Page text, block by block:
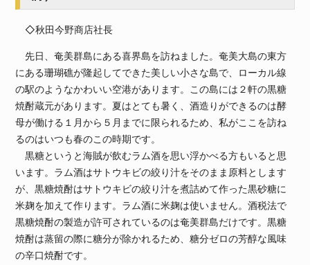
◇秋田今野商店社長
先日、奄美群島にある喜界島を訪ねました。奄美大島の東方
にある珊瑚礁が隆起してできた美しい小さな島で、ローカル線
の駅のようなかわいい空港があります。この島には２軒の黒糖
焼酎蔵元があります。夏はとても暑く、酒造りができるのは酵
母が働ける１月から５月までに限られるため、私がここを訪ね
るのはいつも春のこの時期です。
黒糖というと海賊が飲むラム酒を思い浮かべる方もいると思
います。ラム酒はサトウキビの絞り汁をそのまま原料とします
が、黒糖焼酎はサトウキビの絞り汁を煮詰めて作った黒砂糖に
米麹を加えて作ります。ラム酒に米麹は使いません。酒税法で
黒糖焼酎の製造が許可されているのは奄美群島だけです。黒糖
焼酎は蒸留の際に糖分が除かれるため、糖分ゼロの芳醇な風味
の辛口焼酎です。